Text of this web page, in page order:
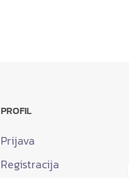
PROFIL
Prijava
Registracija